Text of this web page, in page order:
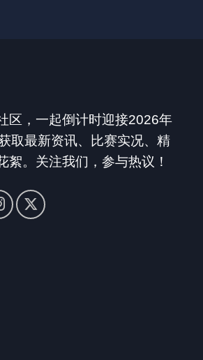
区，一起倒计时迎接2026年
取最新资讯、比赛实况、精
絮。关注我们，参与热议！